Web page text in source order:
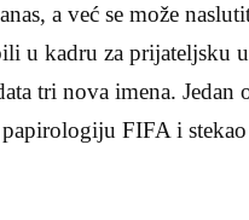
a već se može
u kadru za prijateljsku
tri nova imena.
FIFA i